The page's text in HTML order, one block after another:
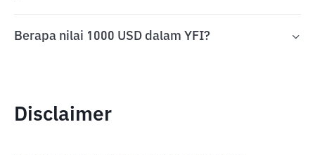
Berapa nilai 1000 USD dalam YFI?
Disclaimer